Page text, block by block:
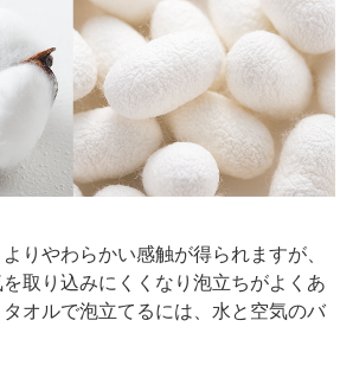
りやわらかい感触が得られますが、
取り込みにくくなり泡立ちがよくあ
オルで泡立てるには、水と空気のバ